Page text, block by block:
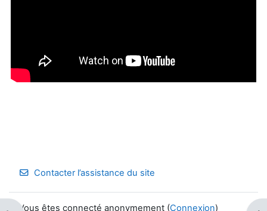
Contacter l’assistance du site
Vous êtes connecté anonymement (Connexion)